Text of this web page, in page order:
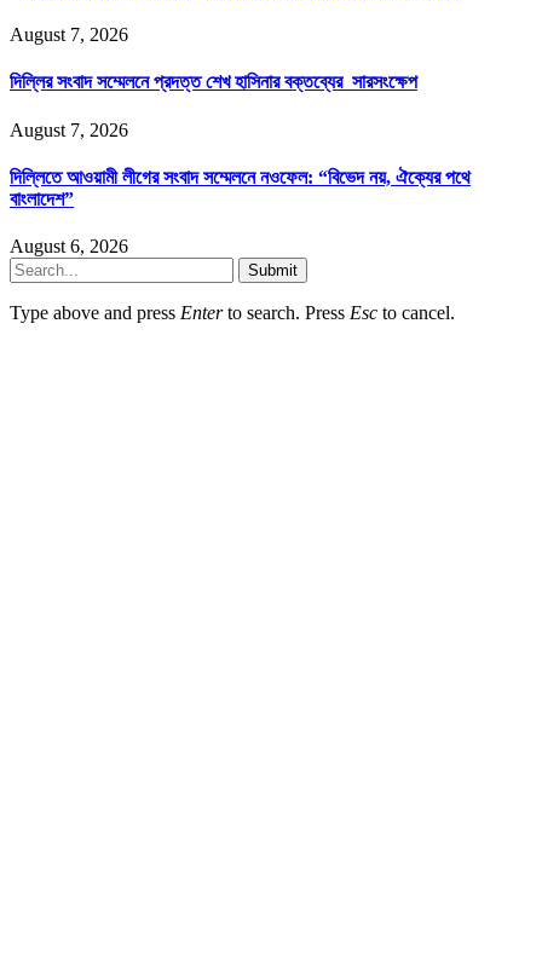
August 7, 2026
দিল্লির সংবাদ সম্মেলনে প্রদত্ত শেখ হাসিনার বক্তব্যের সারসংক্ষেপ
August 7, 2026
দিল্লিতে আওয়ামী লীগের সংবাদ সম্মেলনে নওফেল: “বিভেদ নয়, ঐক্যের পথে
বাংলাদেশ”
August 6, 2026
Submit
Type above and press Enterto search. Press Esc to cancel.